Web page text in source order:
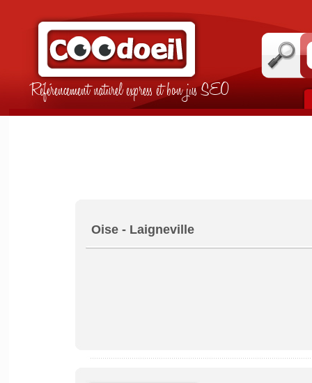
Référencement naturel express et bon jus SEO
Oise - Laigneville